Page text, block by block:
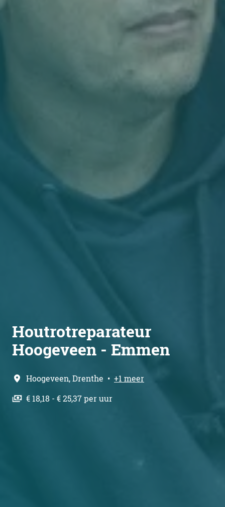
Houtrotreparateur
Hoogeveen - Emmen
Hoogeveen,Drenthe • +1 meer
€ 18,18 - € 25,37 per uur